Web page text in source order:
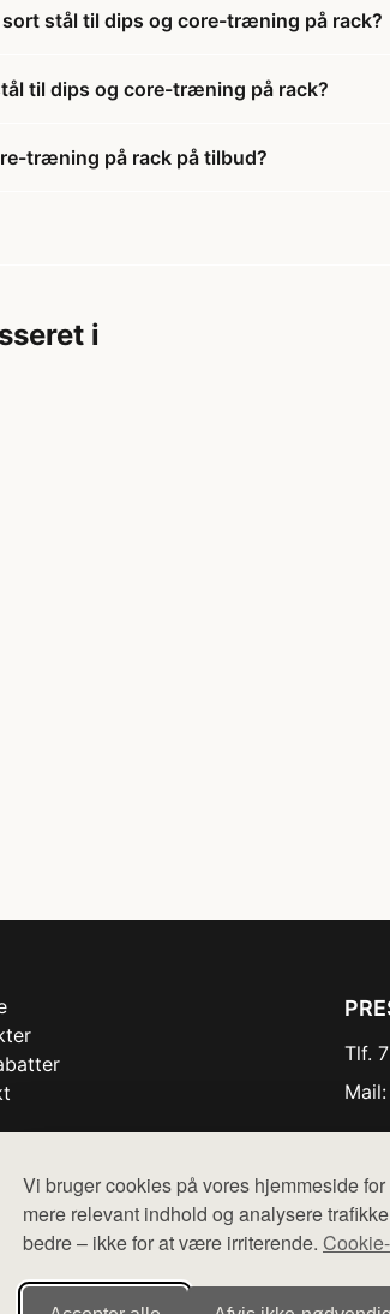
Vi bruger cookies på vores hjemmeside
mere relevant indhold og analysere
bedre – ikke for at være irriterende.
stål til dips og core-træning på rack?
til dips og core-træning på rack?
træning på rack på tilbud?
i
Tlf.
Mail:
diverse webshops. Der sælges ikke varer fra